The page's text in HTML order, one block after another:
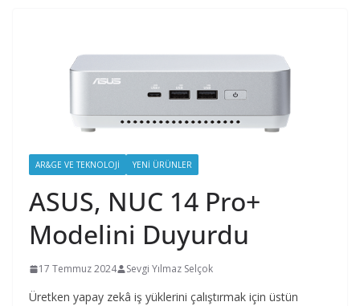
AR&GE VE TEKNOLOJI YENI ÜRÜNLER
ASUS, NUC 14 Pro+
Modelini Duyurdu
17 Temmuz 2024 Sevgi Yılmaz Selçok
Üretken yapay zekâ iş yüklerini çalıştırmak için üstün